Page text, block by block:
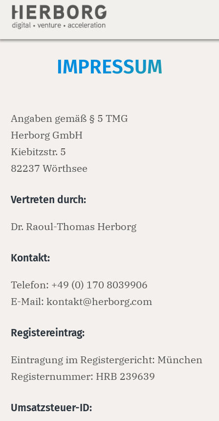
IMPRESSUM
Angaben gemäß § 5 TMG
Herborg GmbH
Kiebitzstr. 5
82237 Wörthsee
Vertreten durch:
Dr. Raoul-Thomas Herborg
Kontakt:
Telefon: +49 (0) 170 8039906
E-Mail: kontakt@herborg.com
Registereintrag:
Eintragung im Registergericht: München
Registernummer: HRB 239639
Umsatzsteuer-ID: